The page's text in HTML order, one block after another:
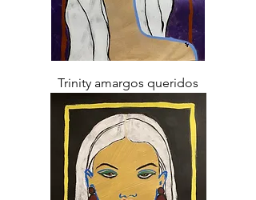
Trinity amargos queridos